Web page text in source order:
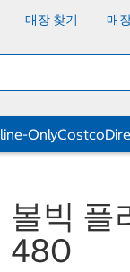
매장 찾기 매
Only
볼빅 플
480